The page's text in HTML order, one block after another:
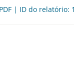
| ID do relatório: